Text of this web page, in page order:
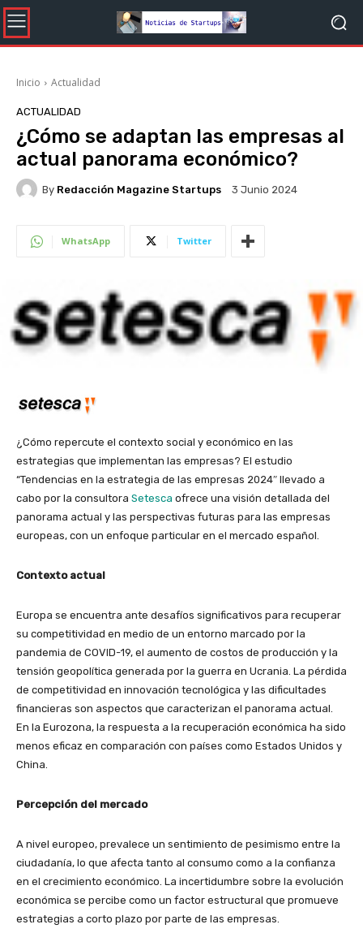
Inicio Actualidad
ACTUALIDAD
¿Cómo se adaptan las empresas al
actual panorama económico?
By Redacción Magazine Startups 3 Junio 2024
WhatsApp Twitter
¿Cómo repercute el contexto social y económico en las
estrategias que implementan las empresas? El estudio
“Tendencias en la estrategia de las empresas 2024″ llevado a
cabo por la consultora Setesca ofrece una visión detallada del
panorama actual y las perspectivas futuras para las empresas
europeas, con un enfoque particular en el mercado español.
Contexto actual
Europa se encuentra ante desafíos significativos para recuperar
su competitividad en medio de un entorno marcado por la
pandemia de COVID-19, el aumento de costos de producción y la
tensión geopolítica generada por la guerra en Ucrania. La pérdida
de competitividad en innovación tecnológica y las dificultades
financieras son aspectos que caracterizan el panorama actual.
En la Eurozona, la respuesta a la recuperación económica ha sido
menos eficaz en comparación con países como Estados Unidos y
China.
Percepción del mercado
A nivel europeo, prevalece un sentimiento de pesimismo entre la
ciudadanía, lo que afecta tanto al consumo como a la confianza
en el crecimiento económico. La incertidumbre sobre la evolución
económica se percibe como un factor estructural que promueve
estrategias a corto plazo por parte de las empresas.